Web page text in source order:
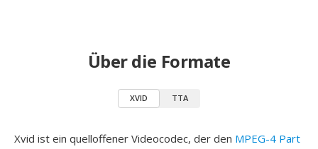
Über die Formate
XVID TTA
Xvid ist ein quelloffener Videocodec, der den MPEG-4 Part